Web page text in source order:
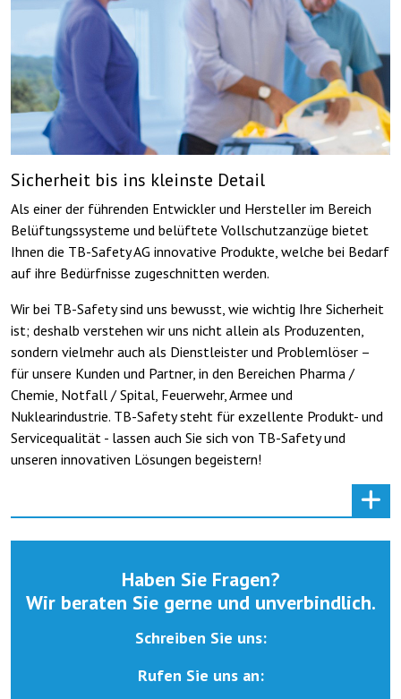
Sicherheit bis ins kleinste Detail
Als einer der führenden Entwickler und Hersteller im Bereich
Belüftungssysteme und belüftete Vollschutzanzüge bietet
Ihnen die TB-Safety AG innovative Produkte, welche bei Bedarf
auf ihre Bedürfnisse zugeschnitten werden.
Wir bei TB-Safety sind uns bewusst, wie wichtig Ihre Sicherheit
ist; deshalb verstehen wir uns nicht allein als Produzenten,
sondern vielmehr auch als Dienstleister und Problemlöser –
für unsere Kunden und Partner, in den Bereichen Pharma /
Chemie, Notfall / Spital, Feuerwehr, Armee und
Nuklearindustrie. TB-Safety steht für exzellente Produkt- und
Servicequalität - lassen auch Sie sich von TB-Safety und
unseren innovativen Lösungen begeistern!
Haben Sie Fragen?
Wir beraten Sie gerne und unverbindlich.
Schreiben Sie uns:
Rufen Sie uns an: